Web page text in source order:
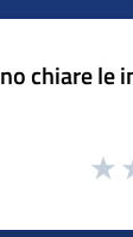
chiare le